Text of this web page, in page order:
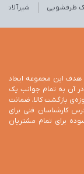
ظرفشویی شیرآلات
هدف این مجموعه ایجاد
آن به تمام جوانب یک
مطمئن توجه شده باشد. در همین راستا ضمانت 7 روزه‌ی بازگشت کالا، ضمانت
کارشناسان فنی برای
برای تمام مشتریان